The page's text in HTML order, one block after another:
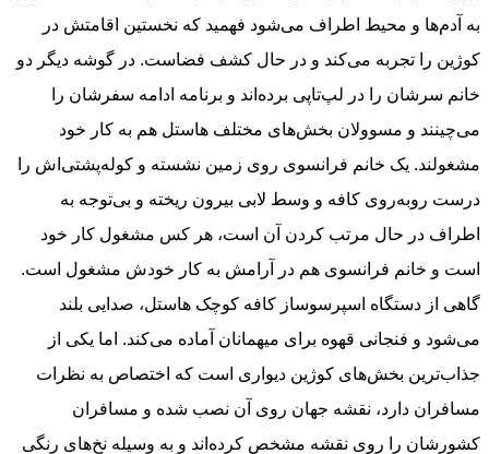
به آدم‌ها و محیط اطراف می‌شود فهمید که نخستین اقامتش در
کوژین را تجربه می‌کند و در حال کشف فضاست. در گوشه دیگر دو
خانم سرشان را در لپ‌تاپی برده‌اند و برنامه ادامه سفرشان را
می‌چینند و مسوولان بخش‌های مختلف هاستل هم به کار خود
مشغولند. یک خانم فرانسوی روی زمین نشسته و کوله‌پشتی‌اش را
درست روبه‌روی کافه و وسط لابی بیرون ریخته و بی‌توجه به
اطراف در حال مرتب کردن آن است، هر کس مشغول کار خود
است و خانم فرانسوی هم در آرامش به کار خودش مشغول است.
گاهی از دستگاه اسپرسوساز کافه کوچک هاستل، صدایی بلند
می‌شود و فنجانی قهوه برای میهمانان آماده می‌کند. اما یکی از
جذاب‌ترین بخش‌های کوژین دیواری است که اختصاص به نظرات
مسافران دارد، نقشه جهان روی آن نصب شده و مسافران
کشورشان را روی نقشه مشخص کرده‌اند و به وسیله نخ‌های رنگی